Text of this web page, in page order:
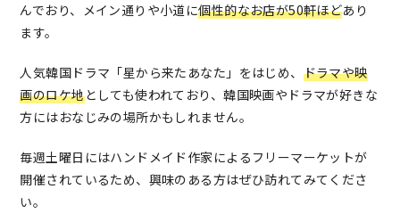
んでおり、メイン通りや小道に個性的なお店が50軒ほどあり
ます。
人気韓国ドラマ「星から来たあなた」をはじめ、 ドラマや映
画のロケ地としても使われており、韓国映画やドラマが好きな
方にはおなじみの場所かもしれません。
毎週土曜日にはハンドメイド作家によるフリーマーケットが
開催されているため、興味のある方はぜひ訪れてみてくださ
い。